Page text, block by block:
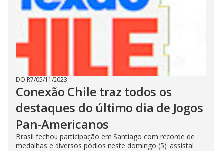
DO R7/05/11/2023
Conexão Chile traz todos os
destaques do último dia de Jogos
Pan-Americanos
Brasil fechou participação em Santiago com recorde de
medalhas e diversos pódios neste domingo (5); assista!